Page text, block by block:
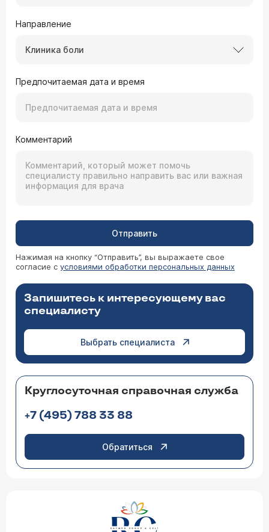
Направление
Клиника боли
Предпочитаемая дата и время
Комментарий
Отправить
Нажимая на кнопку “Отправить”, вы выражаете свое
согласие с условиями обработки персональных данных
Запишитесь к интересующему вас
специалисту
Выбрать специалиста
Круглосуточная справочная служба
+7 (495) 788 33 88
Обратиться